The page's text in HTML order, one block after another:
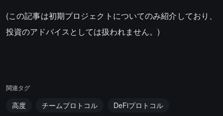
(この記事は初期プロジェクトについてのみ紹介しており、
投資のアドバイスとしては扱われません。)
関連タグ
高度 チームプロトコル
DeFiプロトコル